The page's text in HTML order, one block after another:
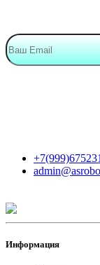
Информация